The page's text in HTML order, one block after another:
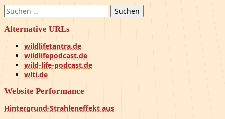
Suchen
nach:
Alternative URLs
wildlifetantra.de
wildlifepodcast.de
wild-life-podcast.de
wlti.de
Website Performance
Hintergrund-Strahleneffekt aus